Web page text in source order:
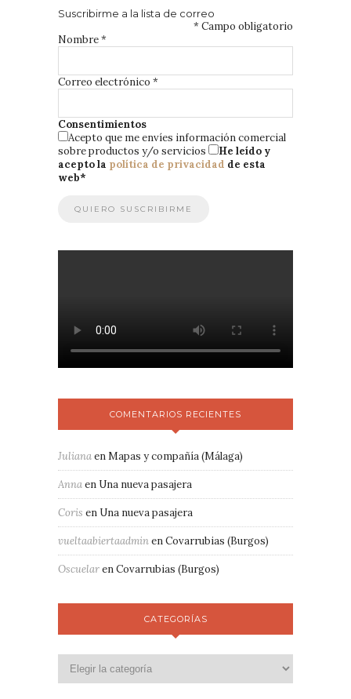
Suscribirme a la lista de correo
* Campo obligatorio
Nombre*
Correo electrónico *
Consentimientos
Acepto que me envíes información comercial
sobre productos y/o servicios
He leído y
acepto la política de privacidad de esta
web*
COMENTARIOS RECIENTES
JulianaenMapas y compañía (Málaga)
Annaen Una nueva pasajera
Coris en Una nueva pasajera
vueltaabiertaadminenCovarrubias (Burgos)
OscuelarenCovarrubias (Burgos)
CATEGORÍAS